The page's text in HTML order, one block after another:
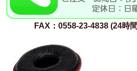
FAX：0558-23-4838 (24時